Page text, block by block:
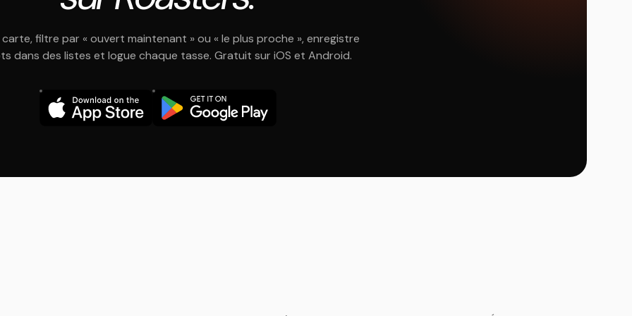
filtre par « ouvert maintenant » ou « le plus proche », enregistre
dans des listes et logue chaque tasse. Gratuit sur iOS et Android.